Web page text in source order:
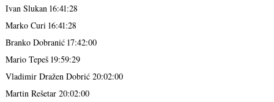
Ivan Slukan 16:41:28
Marko Curi 16:41:28
Branko Dobranić 17:42:00
Mario Tepeš 19:59:29
Vladimir Dražen Dobrić 20:02:00
Martin Rešetar 20:02:00